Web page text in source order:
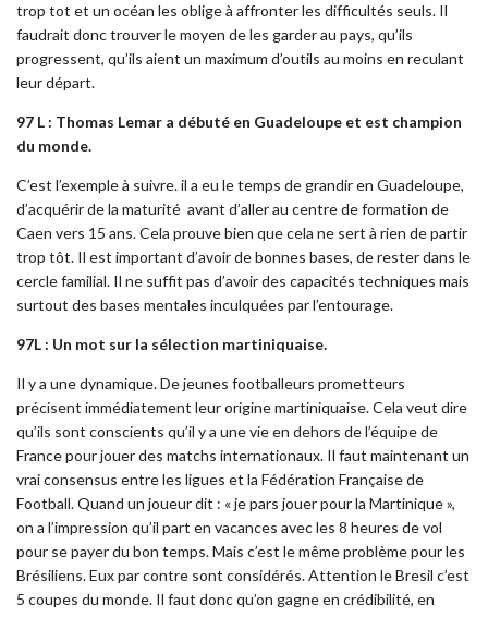
trop tot et un océan les oblige à affronter les difficultés seuls. Il
faudrait donc trouver le moyen de les garder au pays, qu’ils
progressent, qu’ils aient un maximum d’outils au moins en reculant
leur départ.
97 L : Thomas Lemar a débuté en Guadeloupe et est champion
du monde.
C’est l’exemple à suivre. il a eu le temps de grandir en Guadeloupe,
d’acquérir de la maturité avant d’aller au centre de formation de
Caen vers 15 ans. Cela prouve bien que cela ne sert à rien de partir
trop tôt. Il est important d’avoir de bonnes bases, de rester dans le
cercle familial. Il ne suffit pas d’avoir des capacités techniques mais
surtout des bases mentales inculquées par l’entourage.
97L : Un mot sur la sélection martiniquaise.
Il y a une dynamique. De jeunes footballeurs prometteurs
précisent immédiatement leur origine martiniquaise. Cela veut dire
qu’ils sont conscients qu’il y a une vie en dehors de l’équipe de
France pour jouer des matchs internationaux. Il faut maintenant un
vrai consensus entre les ligues et la Fédération Française de
Football. Quand un joueur dit : « je pars jouer pour la Martinique »,
on a l’impression qu’il part en vacances avec les 8 heures de vol
pour se payer du bon temps. Mais c’est le même problème pour les
Brésiliens. Eux par contre sont considérés. Attention le Bresil c’est
5 coupes du monde. Il faut donc qu’on gagne en crédibilité, en